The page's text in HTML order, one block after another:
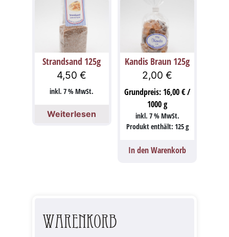
Strandsand 125g
4,50€
inkl. 7 % MwSt.
Weiterlesen
Kandis Braun 125g
2,00€
Grundpreis: 16,00€/
1000g
inkl. 7 % MwSt.
Produkt enthält: 125g
In den Warenkorb
Warenkorb